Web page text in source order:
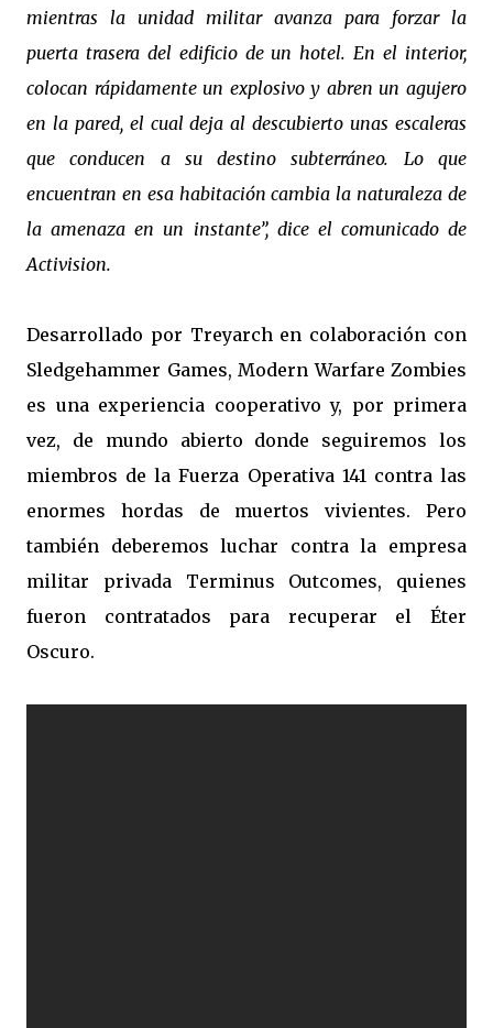
mientras la unidad militar avanza para forzar la
puerta trasera del edificio de un hotel. En el interior,
colocan rápidamente un explosivo y abren un agujero
en la pared, el cual deja al descubierto unas escaleras
que conducen a su destino subterráneo. Lo que
encuentran en esa habitación cambia la naturaleza de
la amenaza en un instante”, dice el comunicado de
Activision.
Desarrollado por Treyarch en colaboración con
Sledgehammer Games, Modern Warfare Zombies
es una experiencia cooperativo y, por primera
vez, de mundo abierto donde seguiremos los
miembros de la Fuerza Operativa 141 contra las
enormes hordas de muertos vivientes. Pero
también deberemos luchar contra la empresa
militar privada Terminus Outcomes, quienes
fueron contratados para recuperar el Éter
Oscuro.